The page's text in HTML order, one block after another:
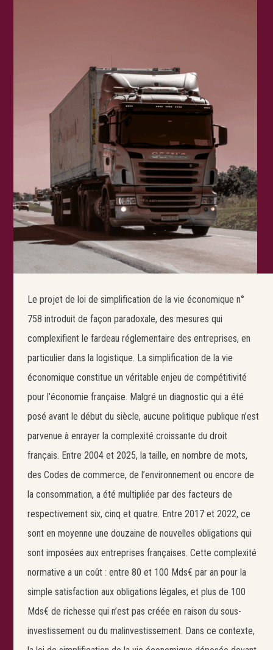
Le projet de loi de simplification de la vie économique n°
758 introduit de façon paradoxale, des mesures qui
complexifient le fardeau réglementaire des entreprises, en
particulier dans la logistique. La simplification de la vie
économique constitue un véritable enjeu de compétitivité
pour l’économie française. Malgré un diagnostic qui a été
posé avant le début du siècle, aucune politique publique n’est
parvenue à enrayer la complexité croissante du droit
français. Entre 2004 et 2025, la taille, en nombre de mots,
des Codes de commerce, de l’environnement ou encore de
la consommation, a été multipliée par des facteurs de
respectivement six, cinq et quatre. Entre 2017 et 2022, ce
sont en moyenne une douzaine de nouvelles obligations qui
sont imposées aux entreprises françaises. Cette complexité
normative a un coût : entre 80 et 100 Mds€ par an pour la
simple satisfaction aux obligations légales, et plus de 100
Mds€ de richesse qui n’est pas créée en raison du sous-
investissement ou du malinvestissement. Dans ce contexte,